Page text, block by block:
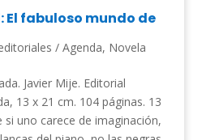
fabuloso mundo de
/ Agenda, Novela
Javier Mije. Editorial
13 x 21 cm. 104 páginas. 13
uno carece de imaginación,